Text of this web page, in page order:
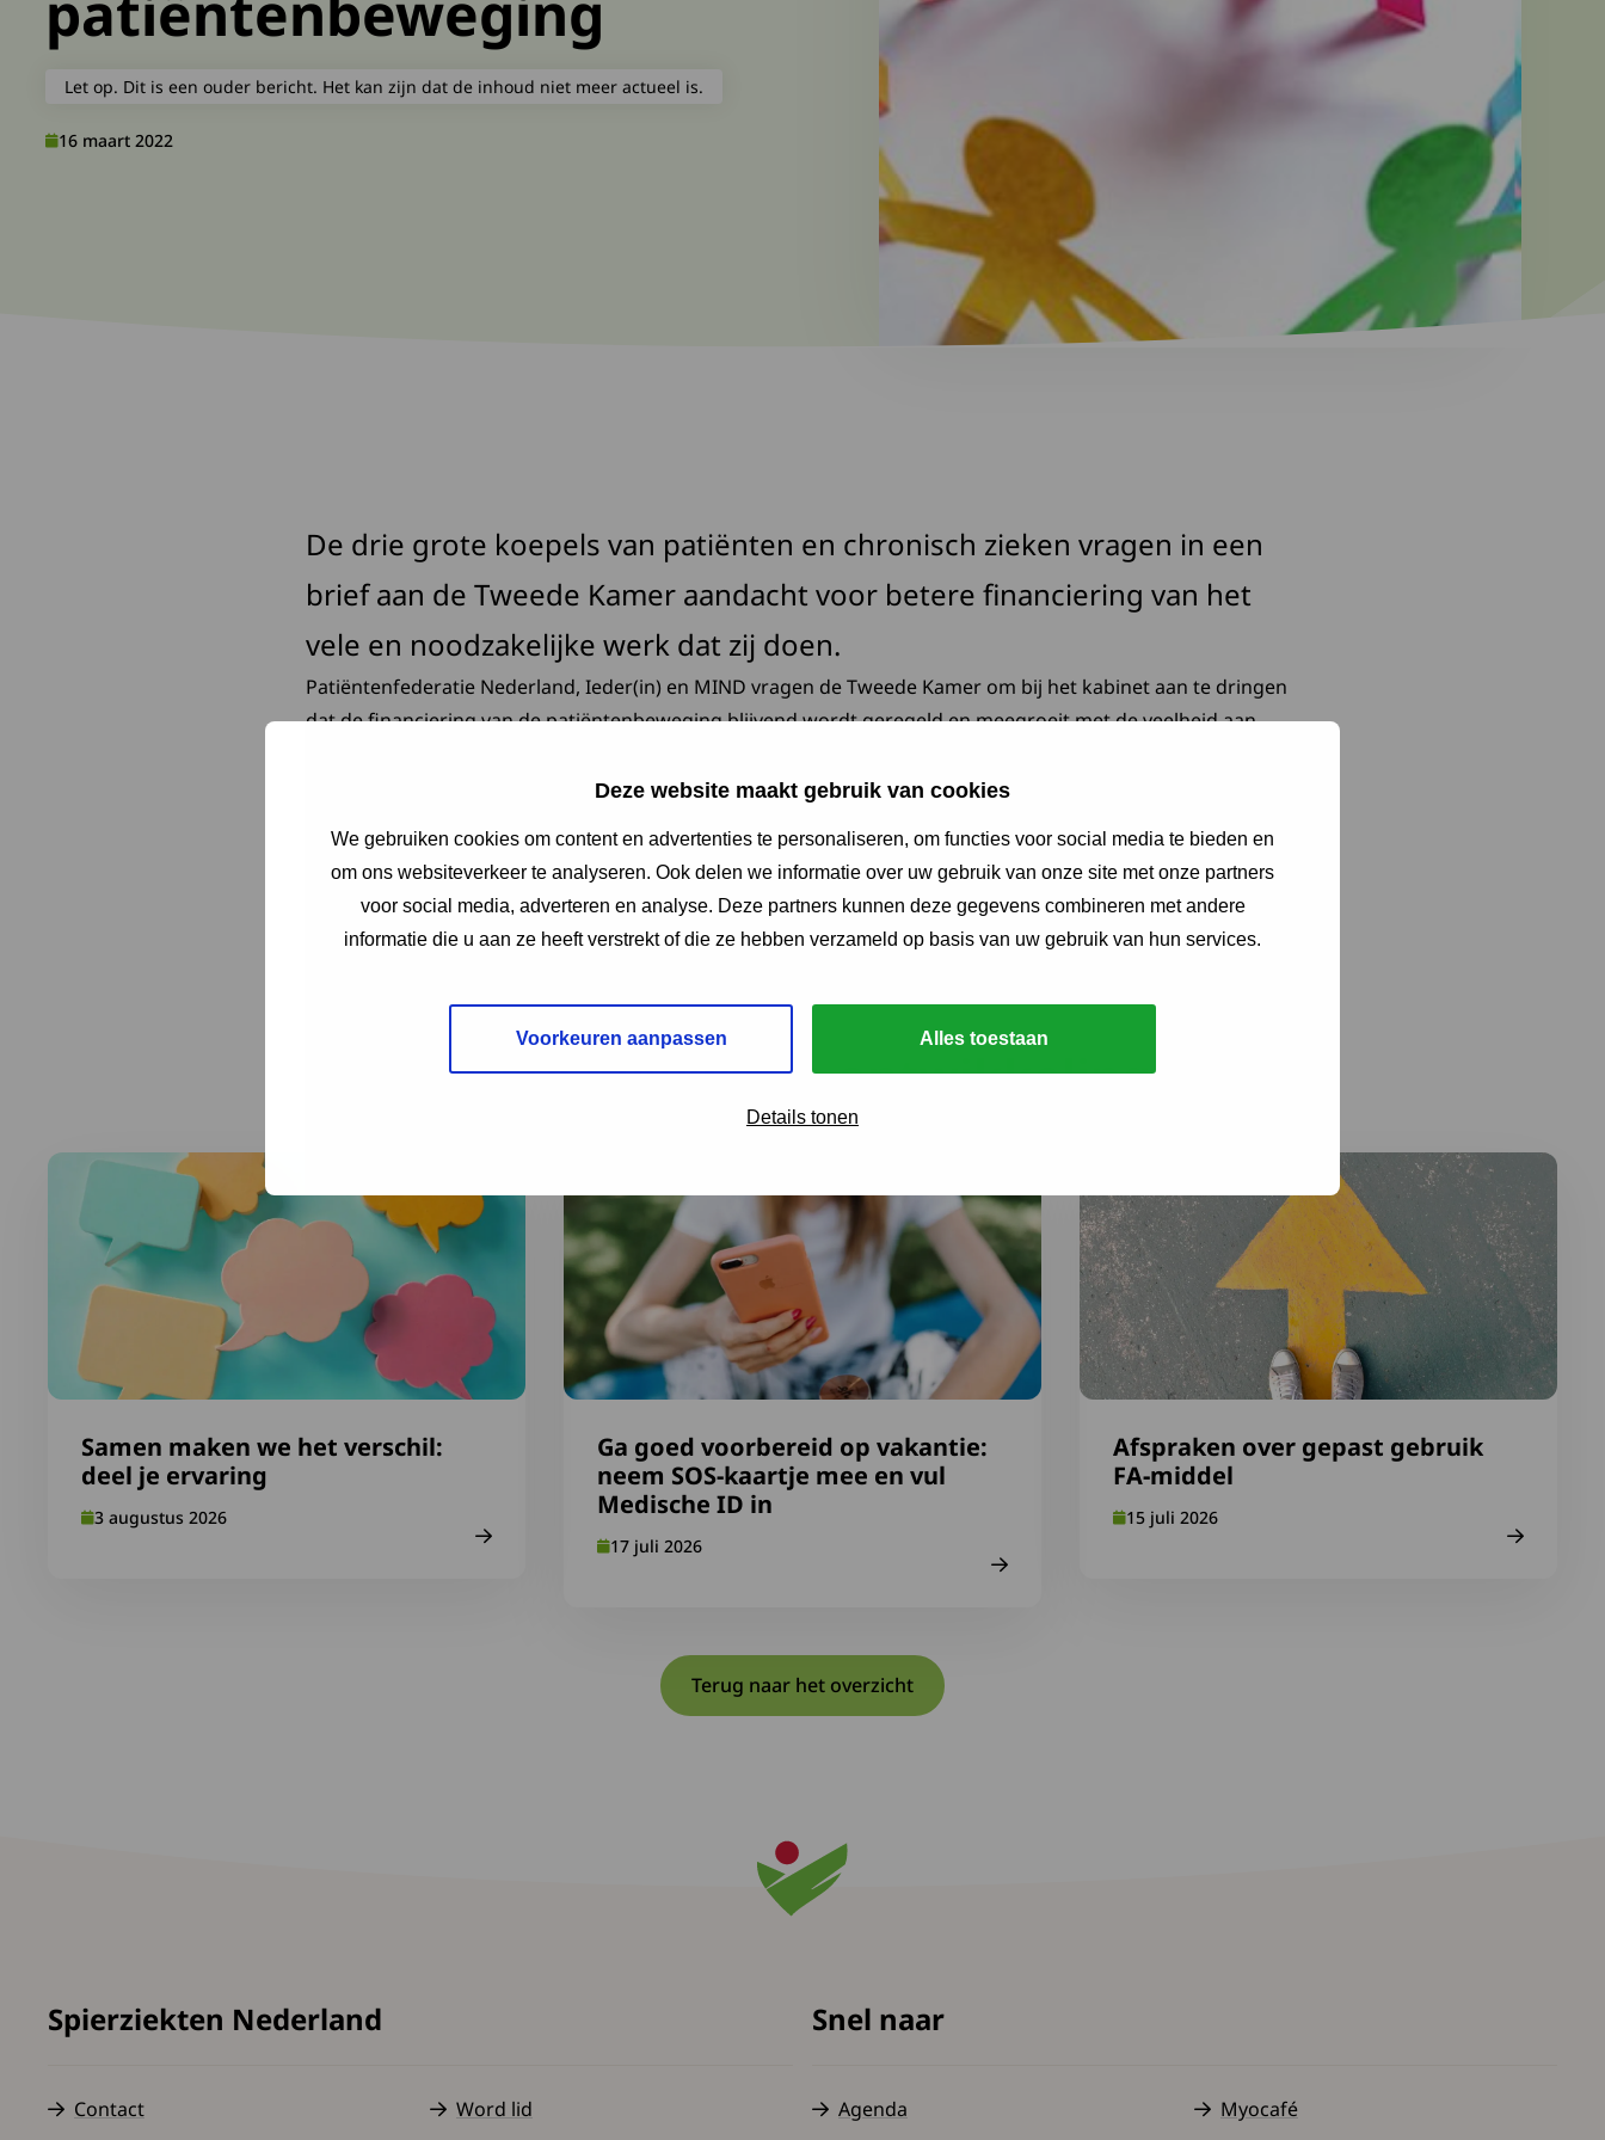
Deze website maakt gebruik van cookies
We gebruiken cookies om content en advertenties te personaliseren, om functies voor social media te bieden en
om ons websiteverkeer te analyseren. Ook delen we informatie over uw gebruik van onze site met onze partners
voor social media, adverteren en analyse. Deze partners kunnen deze gegevens combineren met andere
informatie die u aan ze heeft verstrekt of die ze hebben verzameld op basis van uw gebruik van hun services.
Voorkeuren aanpassen Alles toestaan
Details tonen
Let op. Dit is een ouder bericht. Het kan zijn dat de inhoud niet meer actueel is.
16 maart 2022
De drie grote koepels van patiënten en chronisch zieken vragen in een
brief aan de Tweede Kamer aandacht voor betere financiering van het
vele en noodzakelijke werk dat zij doen.
Patiëntenfederatie Nederland, Ieder(in) en MIND vragen de Tweede Kamer om bij het kabinet aan te dringen
dat de financiering van de patiëntenbeweging blijvend wordt geregeld en meegroeit met de veelheid aan
Lees de brief aan de Tweede Kamer en meer informatie Deze link opent in een nieuw tabblad
op de website van Patiëntenfederatie Nederland.
Laatste nieuws en ontwikkelingen
Samen maken we het verschil:
deel je ervaring
3 augustus 2026
Lees meer over Samen maken we het verschil: deel je ervaring
Ga goed voorbereid op vakantie:
neem SOS-kaartje mee en vul
Medische ID in
17 juli 2026
Lees meer over Ga goed voorbereid op vakantie: neem SOS-kaartje mee en vul Medische ID in
Afspraken over gepast gebruik
FA-middel
15 juli 2026
Lees meer over Afspraken over gepast gebruik FA-middel
Terug naar het overzicht
Spierziekten Nederland
Contact Word lid
Snel naar
Agenda Myocafé